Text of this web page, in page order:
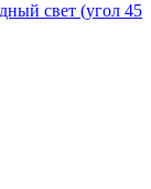
свет (угол 45